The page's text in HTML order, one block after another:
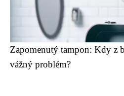
Zapomenutý tampon: Kdy z
vážný problém?